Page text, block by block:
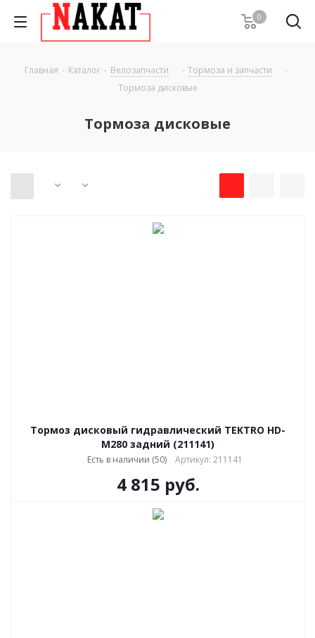
0
Главная - Каталог - Велозапчасти - Тормоза и запчасти
-
Тормоза дисковые
Тормоза дисковые
Тормоз дисковый гидравлический TEKTRO HD-
M280 задний (211141)
Есть в наличии (50) Артикул: 211141
4 815 руб.